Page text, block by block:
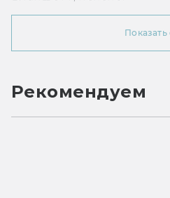
Рекомендуем